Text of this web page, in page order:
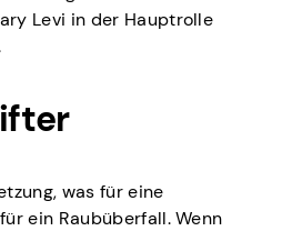
Levi in der Hauptrolle
was für eine
ein Raubüberfall. Wenn